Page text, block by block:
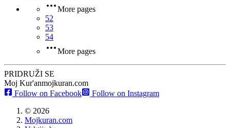
More pages
52
53
54
More pages
PRIDRUŽI SE
Moj Kur'anmojkuran.com
Follow on Facebook
Follow on Instagram
© 2026
Mojkuran.com